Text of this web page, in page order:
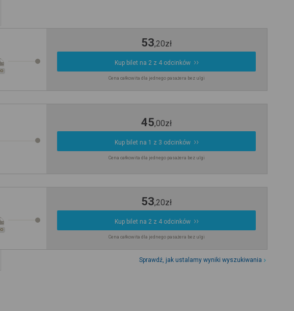
53,20zł
Kup bilet na 2 z 4 odcinków
Cena całkowita dla jednego pasażera bez ulgi
45,00zł
Kup bilet na 1 z 3 odcinków
Cena całkowita dla jednego pasażera bez ulgi
53,20zł
Kup bilet na 2 z 4 odcinków
Cena całkowita dla jednego pasażera bez ulgi
Sprawdź, jak ustalamy wyniki wyszukiwania